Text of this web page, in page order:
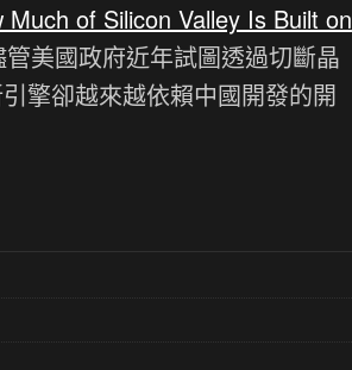
Much of Silicon Valley Is Built on
美國政府近年試圖透過切斷晶
擎卻越來越依賴中國開發的開